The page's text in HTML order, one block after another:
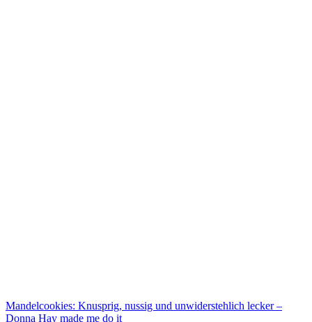
Mandelcookies: Knusprig, nussig und unwiderstehlich lecker –
Donna Hay made me do it